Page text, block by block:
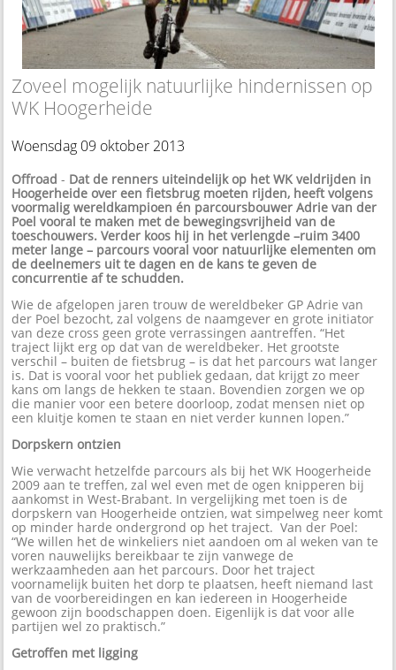
Zoveel mogelijk natuurlijke hindernissen op
WK Hoogerheide
Woensdag 09 oktober 2013
Offroad - Dat de renners uiteindelijk op het WK veldrijden in
Hoogerheide over een fietsbrug moeten rijden, heeft volgens
voormalig wereldkampioen én parcoursbouwer Adrie van der
Poel vooral te maken met de bewegingsvrijheid van de
toeschouwers. Verder koos hij in het verlengde –ruim 3400
meter lange – parcours vooral voor natuurlijke elementen om
de deelnemers uit te dagen en de kans te geven de
concurrentie af te schudden.
Wie de afgelopen jaren trouw de wereldbeker GP Adrie van
der Poel bezocht, zal volgens de naamgever en grote initiator
van deze cross geen grote verrassingen aantreffen. “Het
traject lijkt erg op dat van de wereldbeker. Het grootste
verschil – buiten de fietsbrug – is dat het parcours wat langer
is. Dat is vooral voor het publiek gedaan, dat krijgt zo meer
kans om langs de hekken te staan. Bovendien zorgen we op
die manier voor een betere doorloop, zodat mensen niet op
een kluitje komen te staan en niet verder kunnen lopen.”
Dorpskern ontzien
Wie verwacht hetzelfde parcours als bij het WK Hoogerheide
2009 aan te treffen, zal wel even met de ogen knipperen bij
aankomst in West-Brabant. In vergelijking met toen is de
dorpskern van Hoogerheide ontzien, wat simpelweg neer komt
op minder harde ondergrond op het traject. Van der Poel:
“We willen het de winkeliers niet aandoen om al weken van te
voren nauwelijks bereikbaar te zijn vanwege de
werkzaamheden aan het parcours. Door het traject
voornamelijk buiten het dorp te plaatsen, heeft niemand last
van de voorbereidingen en kan iedereen in Hoogerheide
gewoon zijn boodschappen doen. Eigenlijk is dat voor alle
partijen wel zo praktisch.”
Getroffen met ligging